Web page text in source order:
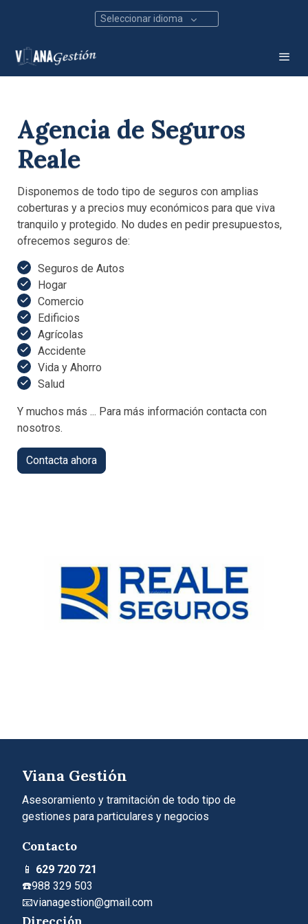
Seleccionar idioma
Agencia de Seguros
Reale
Disponemos de todo tipo de seguros con amplias
coberturas y a precios muy económicos para que viva
tranquilo y protegido. No dudes en pedir presupuestos,
ofrecemos seguros de:
Seguros de Autos
Hogar
Comercio
Edificios
Agrícolas
Accidente
Vida y Ahorro
Salud
Y muchos más ... Para más información contacta con
nosotros.
Contacta ahora
Viana Gestión
Asesoramiento y tramitación de todo tipo de
gestiones para particulares y negocios
Contacto
📱 629 720 721
☎️988 329 503
📧vianagestion@gmail.com